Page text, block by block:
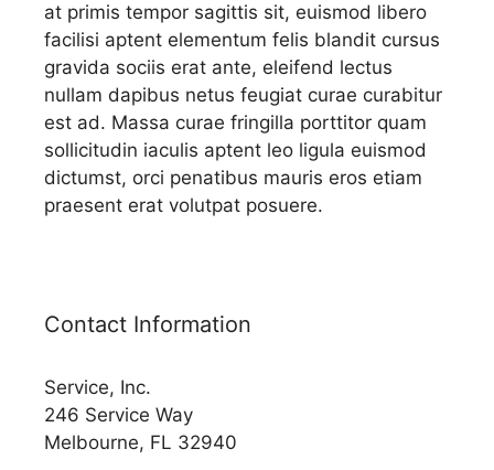
at primis tempor sagittis sit, euismod libero
facilisi aptent elementum felis blandit cursus
gravida sociis erat ante, eleifend lectus
nullam dapibus netus feugiat curae curabitur
est ad. Massa curae fringilla porttitor quam
sollicitudin iaculis aptent leo ligula euismod
dictumst, orci penatibus mauris eros etiam
praesent erat volutpat posuere.
Contact Information
Service, Inc.
246 Service Way
Melbourne, FL 32940